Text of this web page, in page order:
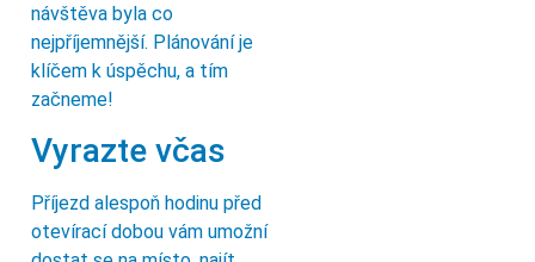
návštěva byla co
nejpříjemnější. Plánování je
klíčem k úspěchu, a tím
začneme!
Vyrazte včas
Příjezd alespoň hodinu před
otevírací dobou vám umožní